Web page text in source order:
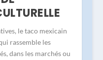
le taco mexicain
rassemble les
dans les marchés ou